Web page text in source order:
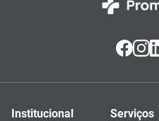
Institucional Serviços